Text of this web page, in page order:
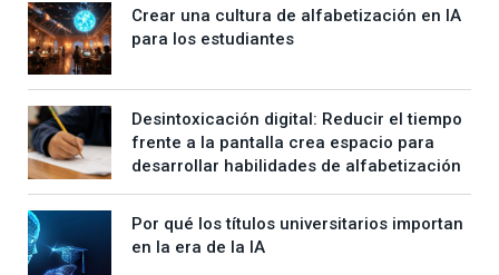
Crear una cultura de alfabetización en IA
para los estudiantes
Desintoxicación digital: Reducir el tiempo
frente a la pantalla crea espacio para
desarrollar habilidades de alfabetización
Por qué los títulos universitarios importan
en la era de la IA